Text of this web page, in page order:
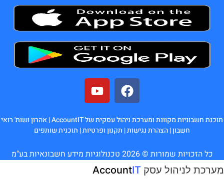
תוכנת חשבוניות מקוונת ומערכת ניהול עסקית של AccountIT |
אהרון ושות' רואי
חשבון|הצהרת נגישות| תקנון ופרטיות| תוכנית שותפים
כל הזכויות שמורות © 2026 טכנולוגיות מידע חשבונאיות בע"מ
מערכת לניהול עסק
AccountIT